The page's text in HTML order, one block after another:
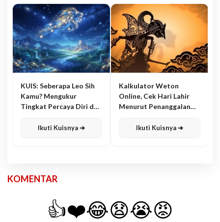
KUIS: Seberapa Leo Sih
Kamu? Mengukur
Tingkat Percaya Diri dan
Ikuti Kuisnya ➔
Kalkulator Weton
Online, Cek Hari Lahir
Menurut Penanggalan
Ikuti Kuisnya ➔
KOMENTAR
👍❤️😂😧😭😡